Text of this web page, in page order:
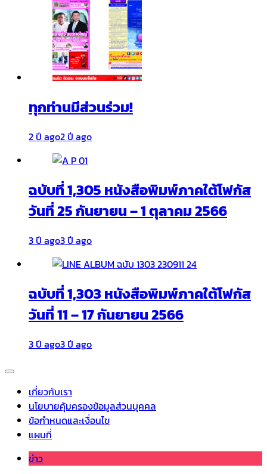
ทุกท่านมีส่วนร่วม!
2 ปี ago2 ปี ago
ฉบับที่ 1,305 หนังสือพิมพ์ภาคใต้โฟกัส
วันที่ 25 กันยายน – 1 ตุลาคม 2566
3 ปี ago3 ปี ago
ฉบับที่ 1,303 หนังสือพิมพ์ภาคใต้โฟกัส
วันที่ 11 – 17 กันยายน 2566
3 ปี ago3 ปี ago
เกี่ยวกับเรา
นโยบายคุ้มครองข้อมูลส่วนบุคคล
ข้อกำหนดและเงื่อนไข
แผนที่
ข่าว